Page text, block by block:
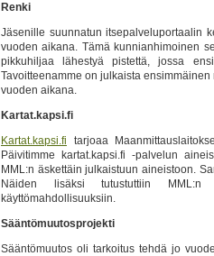
Renki
Jäsenille suunnatun itsepalveluportaalin
vuoden aikana. Tämä kunnianhimoinen
pikkuhiljaa lähestyä pistettä, jossa
Tavoitteenamme on julkaista
vuoden aikana.
Kartat.kapsi.fi
Kartat.kapsi.fi tarjoaa
Päivitimme kartat.kapsi.fi -palvelun
MML:n äskettäin julkaistuun aineistoon.
Näiden lisäksi tutustuttiin MML:n
käyttömahdollisuuksiin.
Sääntömuutosprojekti
Sääntömuutos oli tarkoitus tehdä jo